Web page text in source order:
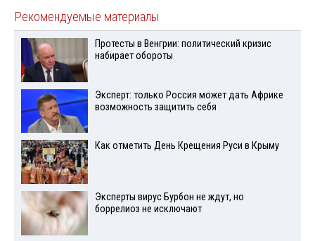
Рекомендуемые материалы
Протесты в Венгрии: политический кризис
набирает обороты
Эксперт: только Россия может дать Африке
возможность защитить себя
Как отметить День Крещения Руси в Крыму
Эксперты вирус Бурбон не ждут, но
боррелиоз не исключают